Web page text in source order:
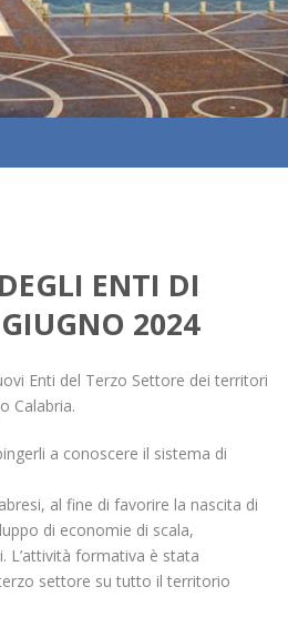
ENTI DI
2024
Enti del Terzo Settore dei territori
Calabria.
a conoscere il sistema di
al fine di favorire la nascita di
di economie di scala,
L’attività formativa è stata
settore su tutto il territorio